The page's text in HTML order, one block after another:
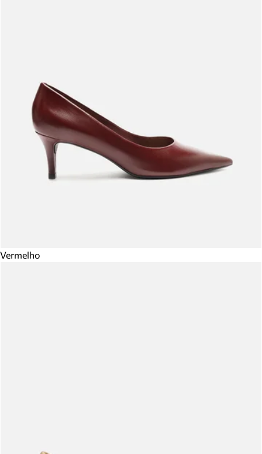
Vermelho